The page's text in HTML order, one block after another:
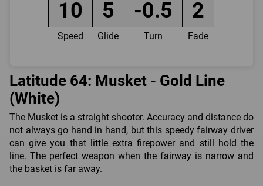
10 5 -0.5 2
Speed Glide Turn Fade
Latitude 64: Musket - Gold Line
(White)
The Musket is a straight shooter. Accuracy and distance do
not always go hand in hand, but this speedy fairway driver
can give you that little extra firepower and still hold the
line. The perfect weapon when the fairway is narrow and
the basket is far away.